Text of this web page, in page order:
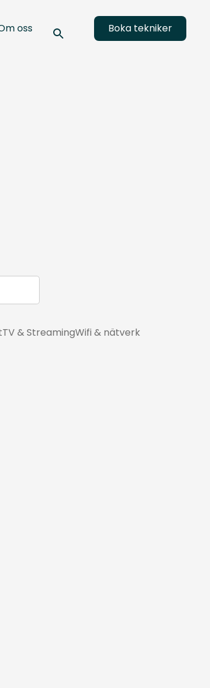
oss Boka tekniker
TV & StreamingWifi & nätverk